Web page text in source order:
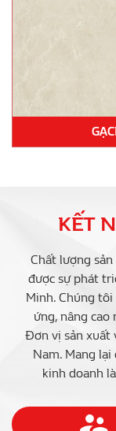
KẾT
Chất lượng
được sự phát
Minh. Chúng
ứng, nâng cao
Đơn vị sản xuất
Nam. Mang
kinh doanh